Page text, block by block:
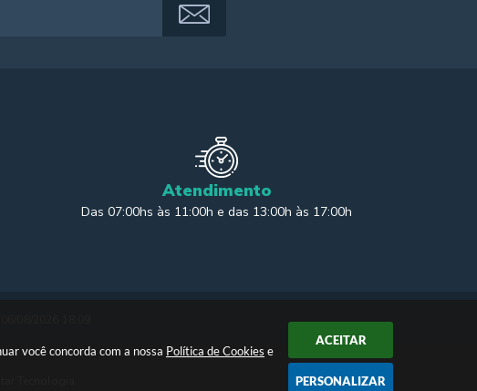
você concorda com a nossa Política de Cookies e
ACEITAR
PERSONALIZAR
Atendimento
Das 07:00hs às 11:00h e das 13:00h às 17:00h